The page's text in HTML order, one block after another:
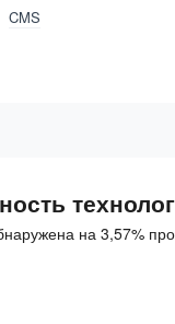
CMS
на 3,57%